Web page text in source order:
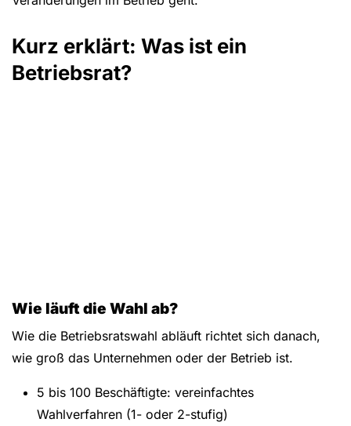
We use YouTube to embed videos on our website
Load YouTube videos Load All
Kurz erklärt: Was ist ein
Betriebsrat?
Wie läuft die Wahl ab?
Wie die Betriebsratswahl abläuft richtet sich danach,
wie groß das Unternehmen oder der Betrieb ist.
5 bis 100 Beschäftigte: vereinfachtes
Wahlverfahren (1- oder 2-stufig)